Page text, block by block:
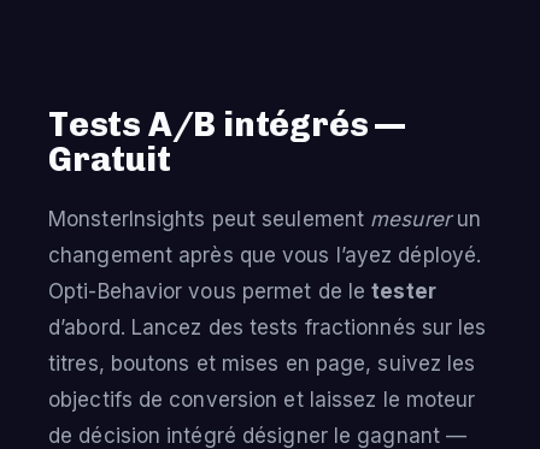
Tests A/B intégrés —
Gratuit
MonsterInsights peut seulement mesurerun
changement après que vous l’ayez déployé.
Opti-Behavior vous permet de letester
d’abord. Lancez des tests fractionnés sur les
titres, boutons et mises en page, suivez les
objectifs de conversion et laissez le moteur
de décision intégré désigner le gagnant —